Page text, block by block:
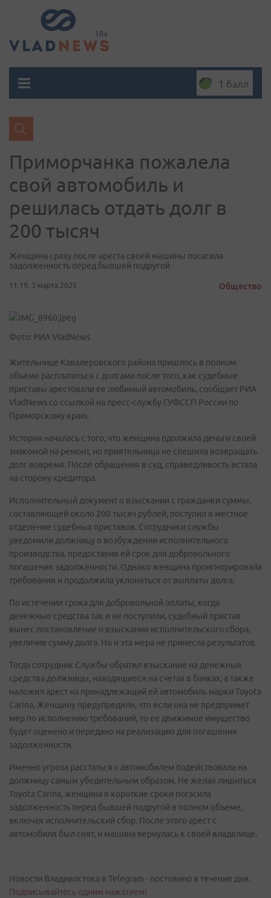
1 балл
Приморчанка пожалела
свой автомобиль и
решилась отдать долг в
200 тысяч
Женщина сразу после ареста своей машины погасила
задолженность перед бывшей подругой
11:19, 3 марта 2025 Общество
Фото: РИА VladNews
Жительнице Кавалеровского района пришлось в полном
объеме расплатиться с долгами после того, как судебные
приставы арестовали ее любимый автомобиль, сообщает РИА
VladNews со ссылкой на пресс-службу ГУФССП России по
Приморскому краю.
История началась с того, что женщина одолжила деньги своей
знакомой на ремонт, но приятельница не спешила возвращать
долг вовремя. После обращения в суд, справедливость встала
на сторону кредитора.
Исполнительный документ о взыскании с гражданки суммы,
составляющей около 200 тысяч рублей, поступил в местное
отделение судебных приставов. Сотрудники службы
уведомили должницу о возбуждении исполнительного
производства, предоставив ей срок для добровольного
погашения задолженности. Однако женщина проигнорировала
требования и продолжила уклоняться от выплаты долга.
По истечении срока для добровольной оплаты, когда
денежные средства так и не поступили, судебный пристав
вынес постановление о взыскании исполнительского сбора,
увеличив сумму долга. Но и эта мера не принесла результатов.
Тогда сотрудник Службы обратил взыскание на денежные
средства должницы, находящиеся на счетах в банках, а также
наложил арест на принадлежащий ей автомобиль марки Toyota
Carina. Женщину предупредили, что если она не предпримет
мер по исполнению требований, то ее движимое имущество
будет оценено и передано на реализацию для погашения
задолженности.
Именно угроза расстаться с автомобилем подействовала на
должницу самым убедительным образом. Не желая лишиться
Toyota Carina, женщина в короткие сроки погасила
задолженность перед бывшей подругой в полном объеме,
включая исполнительский сбор. После этого арест с
автомобиля был снят, и машина вернулась к своей владелице.
Новости Владивостока в Telegram - постоянно в течение дня.
Подписывайтесь одним нажатием!